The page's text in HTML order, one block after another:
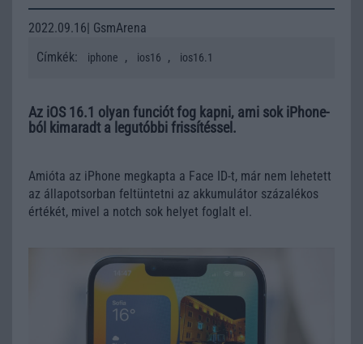
2022.09.16| GsmArena
Címkék:
iphone , ios16 , ios16.1
Az iOS 16.1 olyan funciót fog kapni, ami sok iPhone-
ból kimaradt a legutóbbi frissítéssel.
Amióta az iPhone megkapta a Face ID-t, már nem lehetett
az állapotsorban feltüntetni az akkumulátor százalékos
értékét, mivel a notch sok helyet foglalt el.